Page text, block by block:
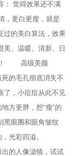
觉得效果还不满
，更白更瘦，就是
的美白算法，效果
、温暖、清新、日
期待！ 高级美颜
的毛孔彻底消失不
，小痘痘从此不见
方更胖，想“瘦”的
眼圈和眼角皱纹
，光彩四溢。
的人像滤镜，试试